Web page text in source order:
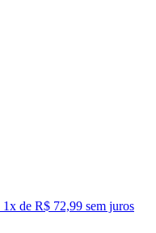
1x de R$ 72,99 sem juros